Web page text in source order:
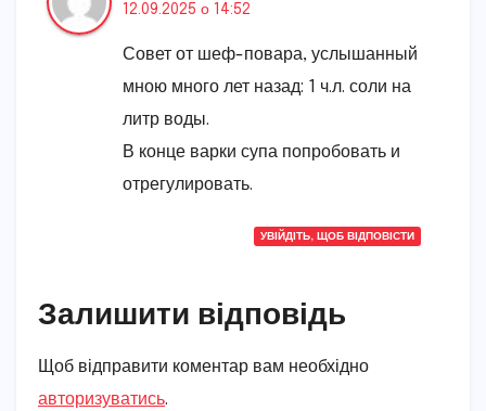
12.09.2025 о 14:52
Совет от шеф-повара, услышанный
мною много лет назад: 1 ч.л. соли на
литр воды.
В конце варки супа попробовать и
отрегулировать.
УВІЙДІТЬ, ЩОБ ВІДПОВІСТИ
Залишити відповідь
Щоб відправити коментар вам необхідно
авторизуватись.